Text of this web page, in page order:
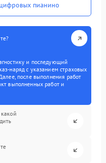
пианино
и последующий
наряд с указанием страховых
после выполнения работ
выполненных работ и